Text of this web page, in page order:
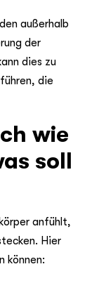
außerhalb
der
dies zu
die
wie
soll
anfühlt,
Hier
können: